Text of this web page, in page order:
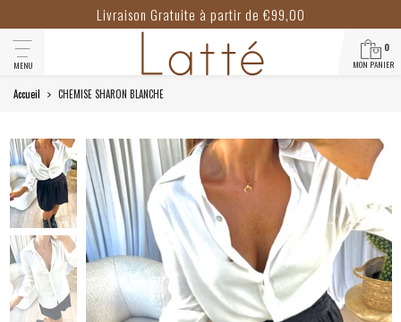
Livraison Gratuite à partir de €99,00
0
MON PANIER
MENU
Accueil CHEMISE SHARON BLANCHE